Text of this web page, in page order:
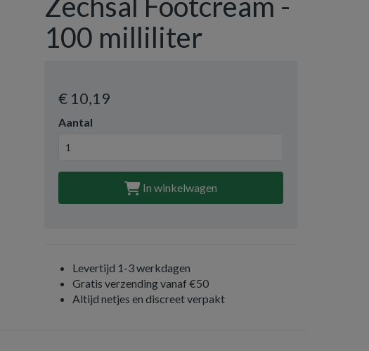
100 milliliter
€ 10,19
Aantal
In winkelwagen
Levertijd 1-3 werkdagen
Gratis verzending vanaf €50
Altijd netjes en discreet verpakt